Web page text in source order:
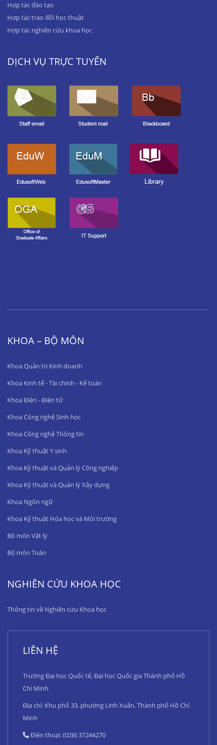
Hợp tác đào tạo
Hợp tác trao đổi học thuật
Hợp tác nghiên cứu khoa học
DỊCH VỤ TRỰC TUYẾN
KHOA – BỘ MÔN
Khoa Quản trị Kinh doanh
Khoa Kinh tế - Tài chính - Kế toán
Khoa Điện - Điện tử
Khoa Công nghệ Sinh học
Khoa Công nghệ Thông tin
Khoa Kỹ thuật Y sinh
Khoa Kỹ thuật và Quản lý Công nghiệp
Khoa Kỹ thuật và Quản lý Xây dựng
Khoa Ngôn ngữ
Khoa Kỹ thuật Hóa học và Môi trường
Bộ môn Vật lý
Bộ môn Toán
NGHIÊN CỨU KHOA HỌC
Thông tin về Nghiên cứu Khoa học
LIÊN HỆ
Trường Đại học Quốc tế, Đại học Quốc gia Thành phố Hồ
Chí Minh
Địa chỉ: Khu phố 33, phường Linh Xuân, Thành phố Hồ Chí
Minh
Điện thoại: (028) 37244270